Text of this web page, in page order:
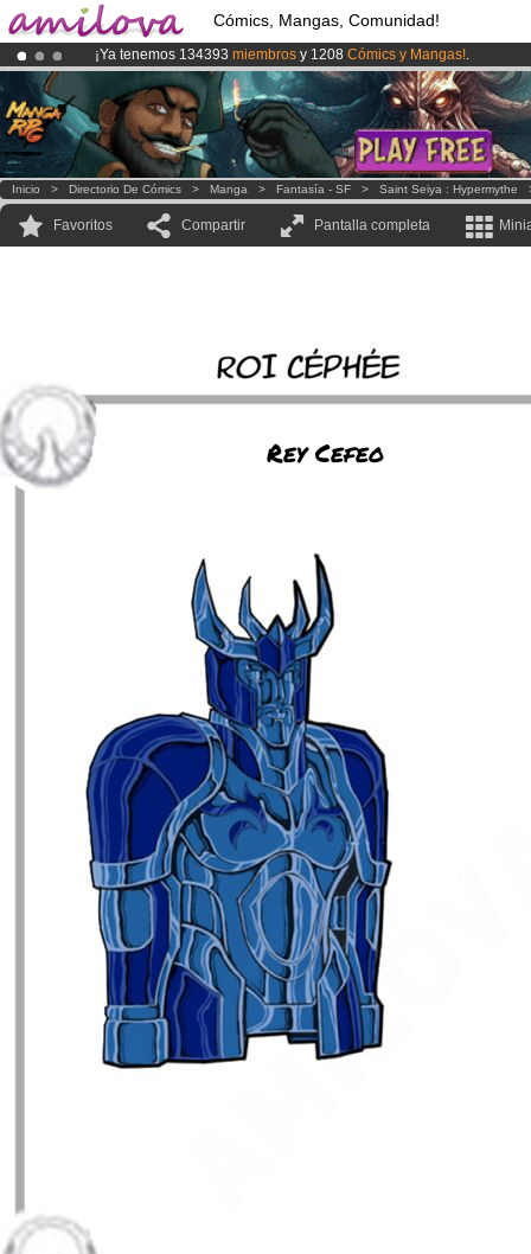
Cómics, Mangas, Comunidad!
¡Ya tenemos 134393 miembros y 1208 Cómics y Mangas!.
¡El Kickstarter Amilova está desormado lanzado!.
¡Conviertete en Premium por3.95 euros al mes!Hazte Premium ya
Inicio > Directorio De Cómics > Manga > Fantasía - SF > Saint Seiya : Hypermythe
Favoritos Compartir Pantalla completa
Rey Cefeo